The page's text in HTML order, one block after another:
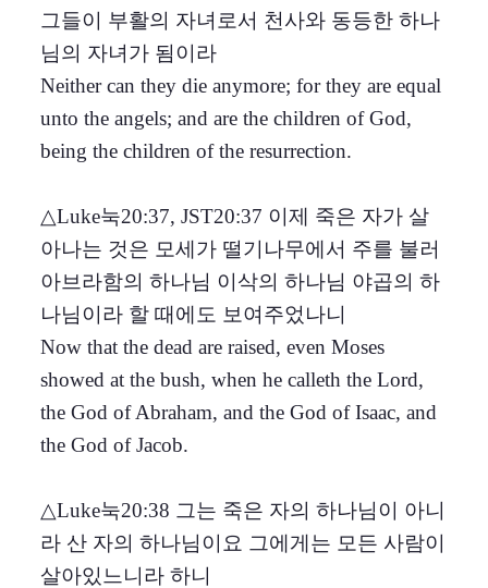
그들이 부활의 자녀로서 천사와 동등한 하나
님의 자녀가 됨이라
Neither can they die anymore; for they are equal
unto the angels; and are the children of God,
being the children of the resurrection.
△Luke눅20:37, JST20:37 이제 죽은 자가 살
아나는 것은 모세가 떨기나무에서 주를 불러
아브라함의 하나님 이삭의 하나님 야곱의 하
나님이라 할 때에도 보여주었나니
Now that the dead are raised, even Moses
showed at the bush, when he calleth the Lord,
the God of Abraham, and the God of Isaac, and
the God of Jacob.
△Luke눅20:38 그는 죽은 자의 하나님이 아니
라 산 자의 하나님이요 그에게는 모든 사람이
살아있느니라 하니